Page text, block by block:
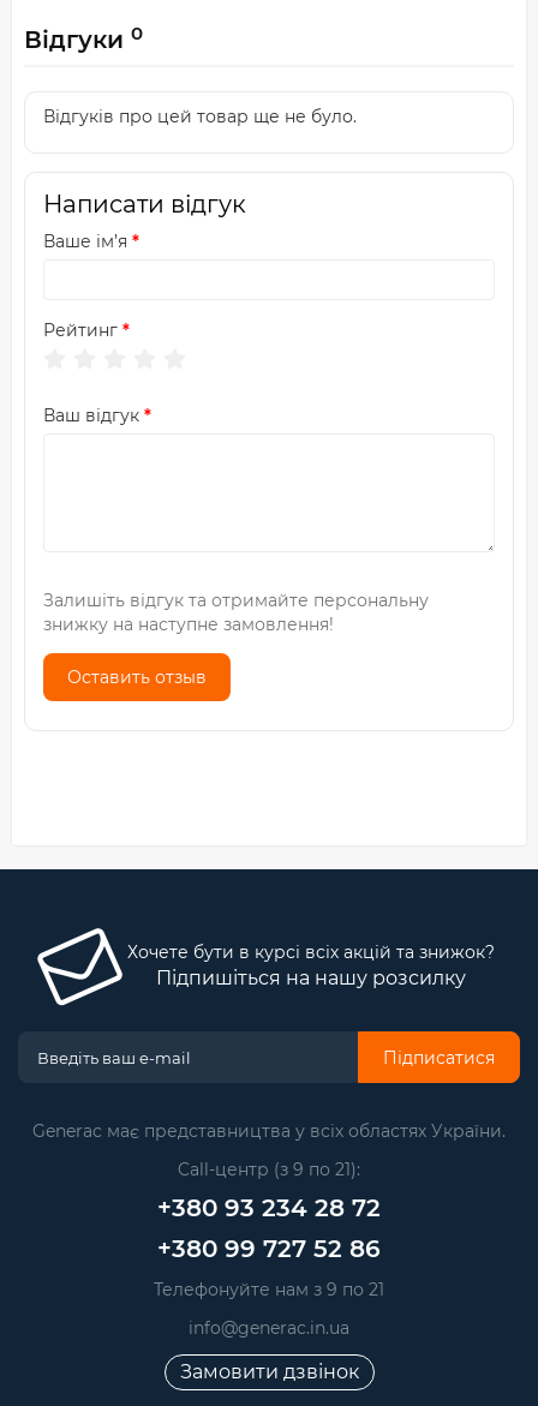
Відгуки 0
Відгуків про цей товар ще не було.
Написати відгук
Ваше ім’я
Рейтинг
Ваш відгук
Залишіть відгук та отримайте персональну
знижку на наступне замовлення!
Оставить отзыв
Хочете бути в курсі всіх акцій та знижок?
Підпишіться на нашу розсилку
Підписатися
Generac має представництва у всіх областях України.
Call-центр (з 9 по 21):
+380 93 234 28 72
+380 99 727 52 86
Телефонуйте нам з 9 по 21
info@generac.in.ua
Замовити дзвінок